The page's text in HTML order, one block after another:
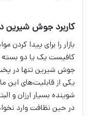
کاربرد جوش
بازار را برای پیدا کردن
کافیست یک یا دو بسته
جوش شیرین تنها در
یکی از قابلیت‌های
شوینده بسیار ارزان و
در حین نظافت وارد